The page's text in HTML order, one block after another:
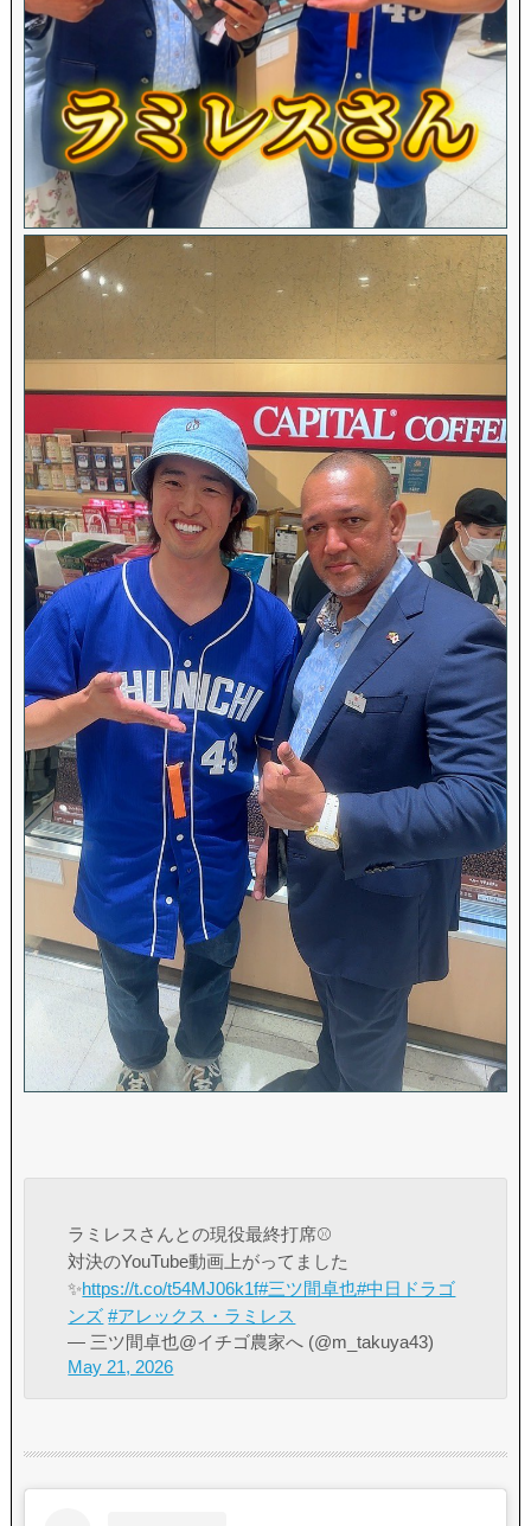
ラミレスさんとの現役最終打席⚾️
対決のYouTube動画上がってました
✨https://t.co/t54MJ06k1f#三ツ間卓也#中日ドラゴ
ンズ #アレックス・ラミレス
— 三ツ間卓也@イチゴ農家へ (@m_takuya43)
May 21, 2026